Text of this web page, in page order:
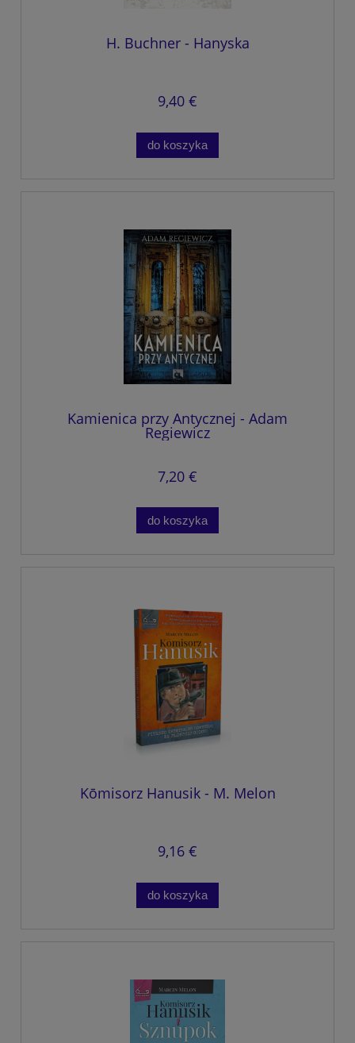
H. Buchner - Hanyska
9,40 €
do koszyka
Kamienica przy Antycznej - Adam
Regiewicz
7,20 €
do koszyka
Kōmisorz Hanusik - M. Melon
9,16 €
do koszyka